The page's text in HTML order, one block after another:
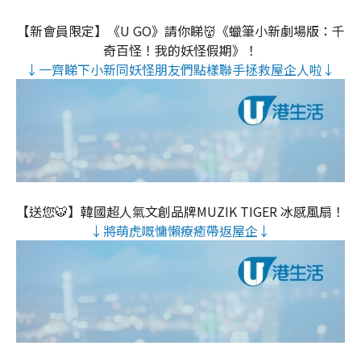
【新會員限定】《U GO》請你睇👹《蠟筆小新劇場版：千
奇百怪！我的妖怪假期》！
↓一齊睇下小新同妖怪朋友們點樣聯手拯救屋企人啦↓
【送您🐯】韓國超人氣文創品牌MUZIK TIGER 冰感風扇！
↓將萌虎嘅慵懶療癒帶返屋企↓